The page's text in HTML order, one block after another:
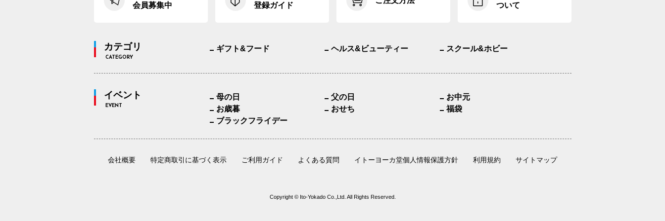
会員募集中 登録ガイド ついて
カテゴリ
CATEGORY
ギフト&フード ヘルス&ビューティー スクール&ホビー
イベント
EVENT
母の日 父の日
お中元
お歳暮
おせち
福袋
ブラックフライデー
会社概要 特定商取引に基づく表示 ご利用ガイド よくある質問 イトーヨーカ堂個人情報保護方針 利用規約 サイトマップ
Copyright © Ito-Yokado Co.,Ltd. All Rights Reserved.